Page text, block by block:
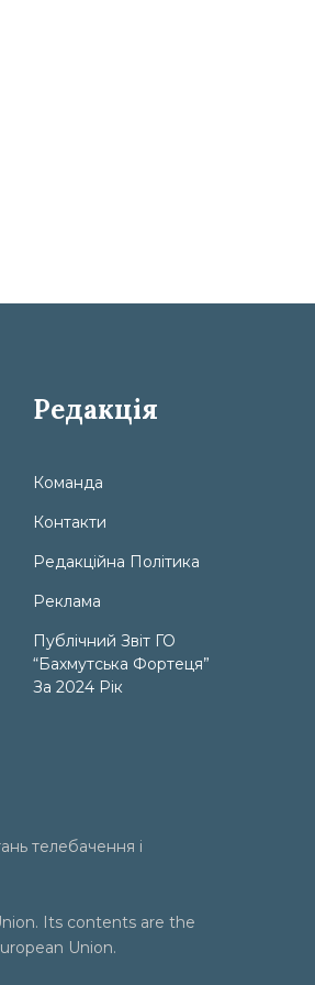
Редакція
Команда
Контакти
Редакційна Політика
Реклама
Публічний Звіт ГО
“Бахмутська Фортеця”
За 2024 Рік
телебачення і
Its contents are the
Union.